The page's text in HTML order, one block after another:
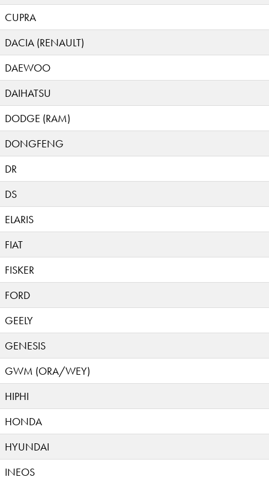
CUPRA
DACIA (RENAULT)
DAEWOO
DAIHATSU
DODGE (RAM)
DONGFENG
DR
DS
ELARIS
FIAT
FISKER
FORD
GEELY
GENESIS
GWM (ORA/WEY)
HIPHI
HONDA
HYUNDAI
INEOS